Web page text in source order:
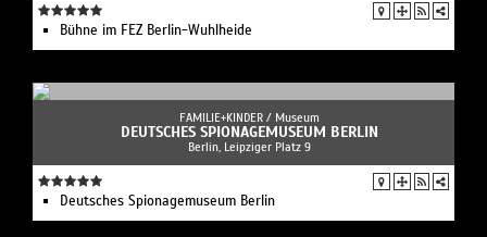
Bühne im FEZ Berlin-Wuhlheide
FAMILIE+KINDER / Museum
DEUTSCHES SPIONAGEMUSEUM BERLIN
Berlin, Leipziger Platz 9
Deutsches Spionagemuseum Berlin